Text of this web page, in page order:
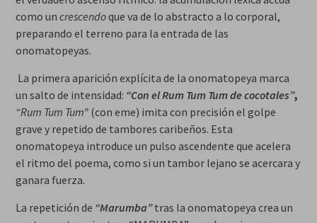
como un crescendoque va de lo abstracto a lo corporal,
preparando el terreno para la entrada de las
onomatopeyas.
La primera aparición explícita de la onomatopeya marca
un salto de intensidad: “Con el Rum Tum Tum de cocotales”,
“Rum Tum Tum”(con eme) imita con precisión el golpe
grave y repetido de tambores caribeños. Esta
onomatopeya introduce un pulso ascendente que acelera
el ritmo del poema, como si un tambor lejano se acercara y
ganara fuerza.
La repetición de “Marumba”tras la onomatopeya crea un